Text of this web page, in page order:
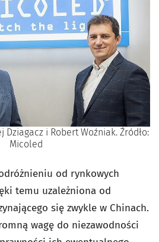
Dziagacz i Robert Woźniak. Źródło:
Micoled
od rynkowych
temu uzależniona od
się zwykle w Chinach.
wagę do niezawodności